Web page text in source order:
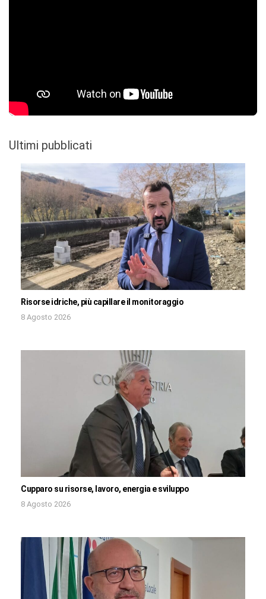
Ultimi pubblicati
Risorse idriche, più capillare il monitoraggio
8 Agosto 2026
Cupparo su risorse, lavoro, energia e sviluppo
8 Agosto 2026